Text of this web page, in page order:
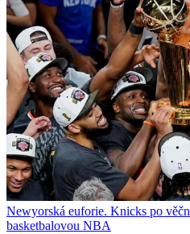
Newyorská euforie. Knicks po
basketbalovou NBA